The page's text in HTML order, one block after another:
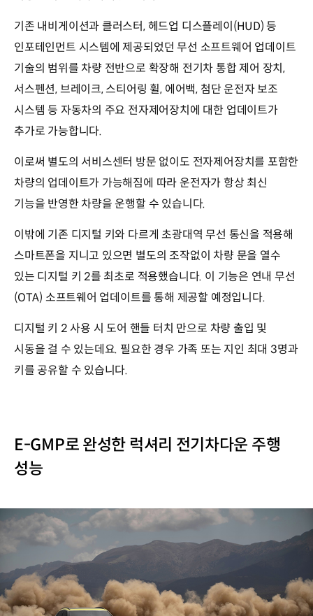
기존 내비게이션과 클러스터, 헤드업 디스플레이(HUD) 등
인포테인먼트 시스템에 제공되었던 무선 소프트웨어 업데이트
기술의 범위를 차량 전반으로 확장해 전기차 통합 제어 장치,
서스펜션, 브레이크, 스티어링 휠, 에어백, 첨단 운전자 보조
시스템 등 자동차의 주요 전자제어장치에 대한 업데이트가
추가로 가능합니다.
이로써 별도의 서비스센터 방문 없이도 전자제어장치를 포함한
차량의 업데이트가 가능해짐에 따라 운전자가 항상 최신
기능을 반영한 차량을 운행할 수 있습니다.
이밖에 기존 디지털 키와 다르게 초광대역 무선 통신을 적용해
스마트폰을 지니고 있으면 별도의 조작없이 차량 문을 열수
있는 디지털 키 2를 최초로 적용했습니다. 이 기능은 연내 무선
(OTA) 소프트웨어 업데이트를 통해 제공할 예정입니다.
디지털 키 2 사용 시 도어 핸들 터치 만으로 차량 출입 및
시동을 걸 수 있는데요. 필요한 경우 가족 또는 지인 최대 3명과
키를 공유할 수 있습니다.
E-GMP로 완성한 럭셔리 전기차다운 주행
성능